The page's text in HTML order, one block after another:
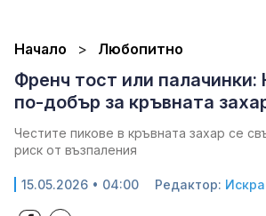
Начало Любопитно
Френч тост или палачинки:
по-добър за кръвната
Честите пикове в кръвната захар се
риск от възпаления
15.05.2026 • 04:00 Редактор: